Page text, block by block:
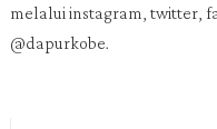
melalui instagram, twitter,
@dapurkobe.